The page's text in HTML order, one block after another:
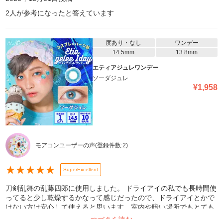
2 人が参考になったと答えています
度あり・なし
ワンデー
14.5mm
13.8mm
エティアジュレワンデー
ソーダジュレ
¥1,958
モアコンユーザーの声(登録件数:2)
★★★★★ SuperExcellent
刀剣乱舞の乱藤四郎に使用しました。 ドライアイの私でも長時間使
ってると少し乾燥するかなって感じだったので、ドライアイとかで
はない方は安心して使えると思います。室内や暗い場所でもとても
良く発色し、自然光やライトの前だととっても綺麗な色になりま